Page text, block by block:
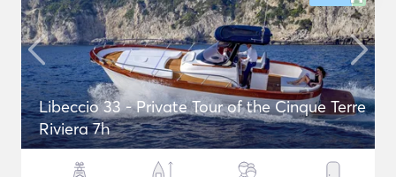
Libeccio 33 - Private Tour of the Cinque Terre
Riviera 7h